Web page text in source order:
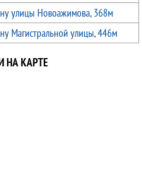
улицы Новоажимова, 368м
Магистральной улицы, 446м
НА КАРТЕ